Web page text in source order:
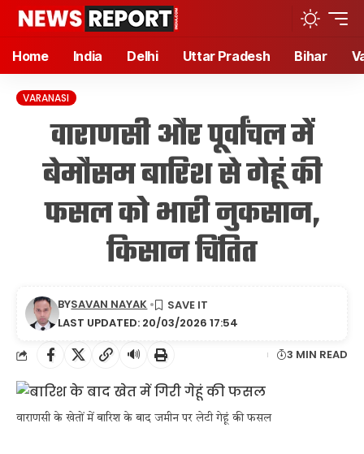
Home India Delhi Uttar Pradesh Bihar
VARANASI
वाराणसी और पूर्वांचल में
बेमौसम बारिश से गेहूं की
फसल को भारी नुकसान,
किसान चिंतित
LAST UPDATED: 20/03/2026 17:54
BYSAVAN NAYAK
🔊 3 MIN READ
वाराणसी के खेतों में बारिश के बाद जमीन पर लेटी गेहूं की फसल